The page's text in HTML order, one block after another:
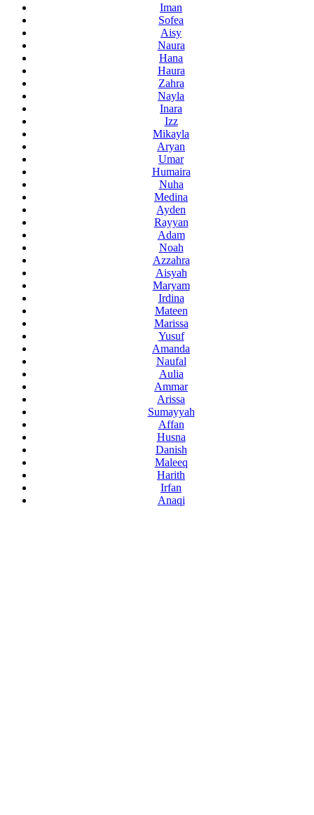
Iman
Sofea
Aisy
Naura
Hana
Haura
Zahra
Nayla
Inara
Izz
Mikayla
Aryan
Umar
Humaira
Nuha
Medina
Ayden
Rayyan
Adam
Noah
Azzahra
Aisyah
Maryam
Irdina
Mateen
Marissa
Yusuf
Amanda
Naufal
Aulia
Ammar
Arissa
Sumayyah
Affan
Husna
Danish
Maleeq
Harith
Irfan
Anaqi